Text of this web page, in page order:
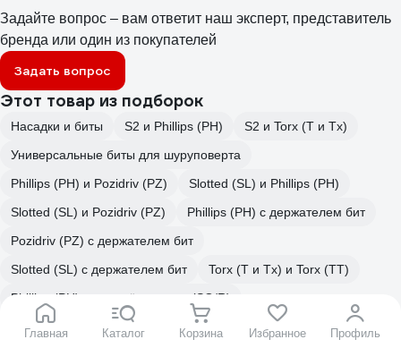
Главная Каталог Корзина Избранное Профиль
Задайте вопрос – вам ответит наш эксперт, представитель
бренда или один из покупателей
Задать вопрос
Этот товар из подборок
Насадки и биты S2 и Phillips (PH)
S2 и Torx (T и Tx)
Универсальные биты для шуруповерта
Phillips (PH) и Pozidriv (PZ)
Slotted (SL) и Phillips (PH)
Slotted (SL) и Pozidriv (PZ)
Phillips (PH) с держателем бит
Pozidriv (PZ) с держателем бит
Slotted (SL) с держателем бит
Torx (T и Tx) и Torx (TT)
Phillips (PH) и четырёхгранник (SQ/R)
Slotted (SL) и четырёхгранник (SQ/R)